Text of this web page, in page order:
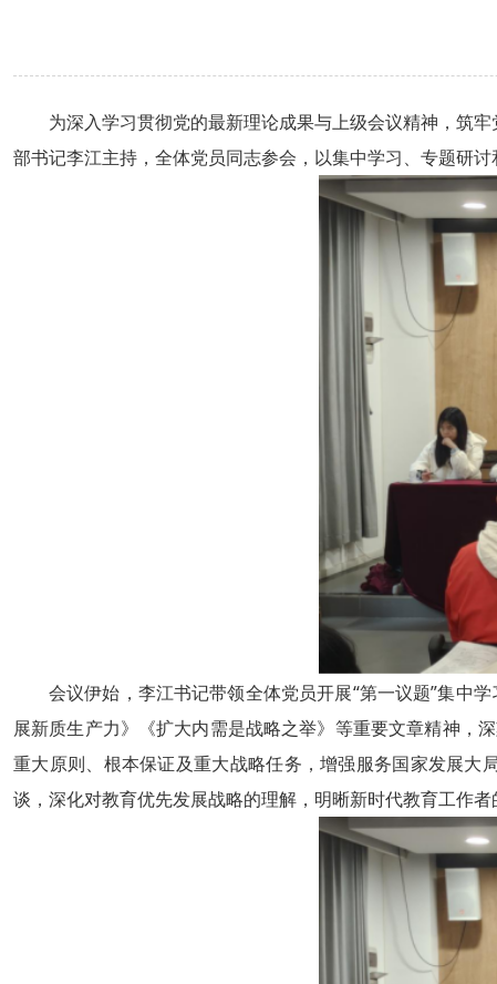
为深入学习贯彻党的最新理论成果与上级会议精神，筑
部书记李江主持，全体党员同志参会，以集中学习、专题研
会议伊始，李江书记带领全体党员开展“第一议题”集中
展新质生产力》《扩大内需是战略之举》等重要文章精神，
重大原则、根本保证及重大战略任务，增强服务国家发展
谈，深化对教育优先发展战略的理解，明晰新时代教育工作者